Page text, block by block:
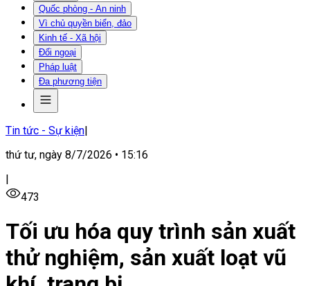
Quốc phòng - An ninh
Vì chủ quyền biển, đảo
Kinh tế - Xã hội
Đối ngoại
Pháp luật
Đa phương tiện
Tin tức - Sự kiện|
thứ tư, ngày 8/7/2026 • 15:16
|
473
Tối ưu hóa quy trình sản xuất
thử nghiệm, sản xuất loạt vũ